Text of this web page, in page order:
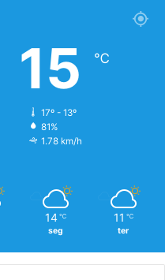
15 ℃
17º - 13º
81%
1.78 km/h
14 ℃
seg
11 ℃
ter